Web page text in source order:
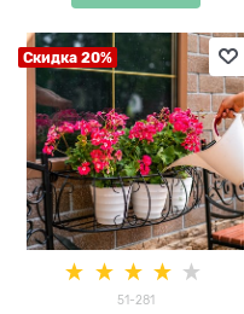
Скидка 20%
51-281